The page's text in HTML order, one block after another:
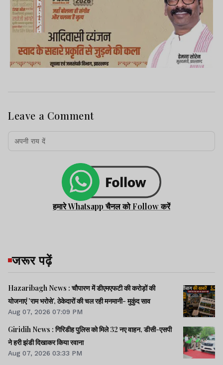
Leave a Comment
हमारे Whatsapp चैनल को Follow करें
जरूर पढ़ें
Hazaribagh News : चौपारण में डीएमएफटी की करोड़ों की
योजनाएं 'राम भरोसे', ठेकेदारों की चल रही मनमानी- मुकुंद साव
Aug 07, 2026 07:09 PM
Giridih News : गिरिडीह पुलिस को मिले 32 नए वाहन, डीसी-एसपी
ने हरी झंडी दिखाकर किया रवाना
Aug 07, 2026 03:33 PM